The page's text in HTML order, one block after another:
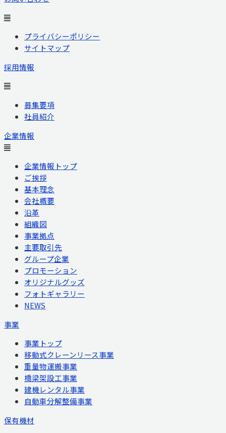
プライバシーポリシー
サイトマップ
採用情報
募集要項
社員紹介
企業情報
企業情報トップ
ご挨拶
基本理念
会社概要
沿革
組織図
事業拠点
主要取引先
グループ企業
プロモーション
オリジナルグッズ
フォトギャラリー
NEWS
事業
事業トップ
移動式クレーンリース事業
重量物運搬事業
橋梁架設工事業
建機レンタル事業
自動車分解整備事業
保有機材